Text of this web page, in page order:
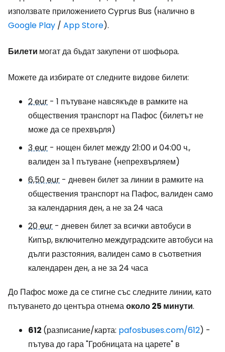
използвате приложението Cyprus Bus (налично в
Google Play / App Store).
Билети могат да бъдат закупени от шофьора.
Можете да избирате от следните видове билети:
2 eur - 1 пътуване навсякъде в рамките на
обществения транспорт на Пафос (билетът не
може да се прехвърля)
3 eur - нощен билет между 21:00 и 04:00 ч.,
валиден за 1 пътуване (непрехвърляем)
6,50 eur - дневен билет за линии в рамките на
обществения транспорт на Пафос, валиден само
за календарния ден, а не за 24 часа
20 eur - дневен билет за всички автобуси в
Кипър, включително междуградските автобуси на
дълги разстояния, валиден само в съответния
календарен ден, а не за 24 часа
До Пафос може да се стигне със следните линии, като
пътуването до центъра отнемаоколо 25 минути.
612 (разписание/карта: pafosbuses.com/612) -
пътува до гара "Гробницата на царете" в